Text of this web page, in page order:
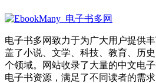
电子书多网致力于为广大用户提供
盖了小说、文学、科技、教育、历
个领域。网站收录了大量的中文电
电子书资源，满足了不同读者的需求